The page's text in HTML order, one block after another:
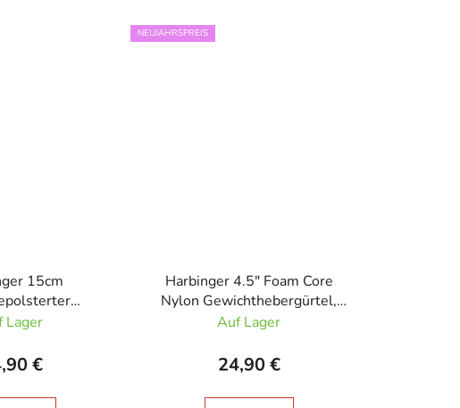
15cm
6"
Lager
€
NEUJAHRSPREIS
Harbinger 4.5" Foam Core
Nylon Gewichthebergürtel,
Unisex Blau
Auf Lager
24,90 €